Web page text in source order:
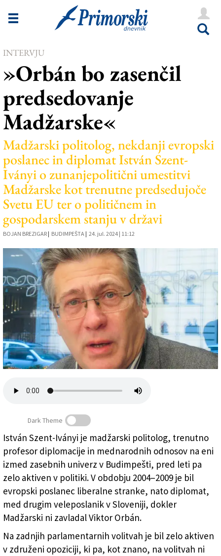
Novice
Goriška
Kultura
Šport
Še
Vreme
V Kioskih
Uredništvo
Oglasi
Založnik
Zadruga PD
Naročnine
INTERVJU
»Orbán bo zasenčil
predsedovanje
Madžarske«
Madžarski politolog, nekdanji evropski
poslanec in diplomat István Szent-
Iványi o zunanjepolitični umestitvi
Madžarske kot trenutne predsedujoče
Svetu EU ter o političnem in
gospodarskem stanju v državi
BOJAN BREZIGAR | BUDIMPEŠTA | 24. jul. 2024 | 11:12
István Szent-Iványi Je avtor knjige z naslovom Quo
vadis, Hungaria?, na zadnjih parlamentarnih volitvah je
bil angažiran v vrstah opozicije (B.BR.)
Dark Theme
István Szent-Iványi je madžarski politolog, trenutno
profesor diplomacije in mednarodnih odnosov na eni
izmed zasebnih univerz v Budimpešti, pred leti pa
zelo aktiven v politiki. V obdobju 2004–2009 je bil
evropski poslanec liberalne stranke, nato diplomat,
med drugim veleposlanik v Sloveniji, dokler
Madžarski ni zavladal Viktor Orbán.
Na zadnjih parlamentarnih volitvah je bil zelo aktiven
v združeni opoziciji, ki pa, kot znano, na volitvah ni